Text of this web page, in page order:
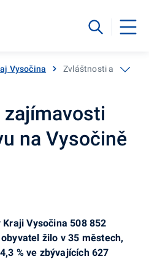
Vysočina Zvláštnosti a
na Vysočině
Vysočina 508 852
žilo v 35 městech,
% ve zbývajících 627